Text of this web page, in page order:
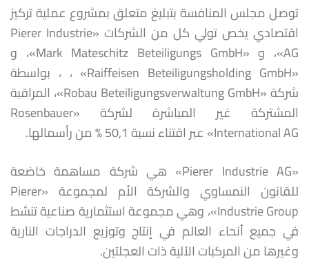
توصل مجلس المنافسة بتبليغ متعلق بمشروع عملية تركيز
اقتصادي يخص تولي كل من الشركات «Pierer Industrie
AG»، و «Mark Mateschitz Beteiligungs GmbH»، و
«Raiffeisen Beteiligungsholding GmbH» ، ، بواسطة
شركة «Robau Beteiligungsverwaltung GmbH»، المراقبة
المشتركة غير المباشرة لشركة «Rosenbauer
International AG» عبر اقتناء نسبة 50,1 % من رأسمالها.
«Pierer Industrie AG» هي شركة مساهمة خاضعة
للقانون النمساوي والشركة الأم لمجموعة «Pierer
Industrie Group»، وهي مجموعة استثمارية صناعية تنشط
في جميع أنحاء العالم في إنتاج وتوزيع الدراجات النارية
وغيرها من المركبات الآلية ذات العجلتين.